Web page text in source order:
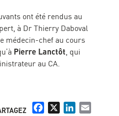
ont été rendus au
à Dr Thierry Daboval
médecin-chef au cours
Pierre Lanctôt, qui
au CA.
Facebook LinkedIn